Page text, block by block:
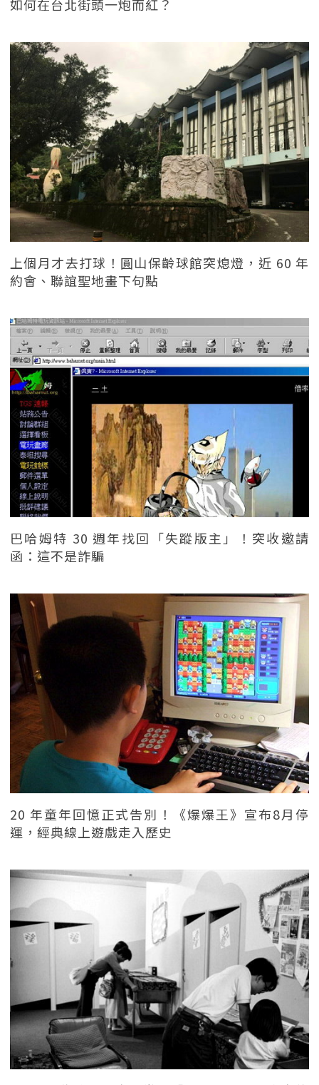
如何在台北街頭一炮而紅？
上個月才去打球！圓山保齡球館突熄燈，近 60 年
約會、聯誼聖地畫下句點
巴哈姆特 30 週年找回「失蹤版主」！突收邀請
函：這不是詐騙
20 年童年回憶正式告別！《爆爆王》宣布8月停
運，經典線上遊戲走入歷史